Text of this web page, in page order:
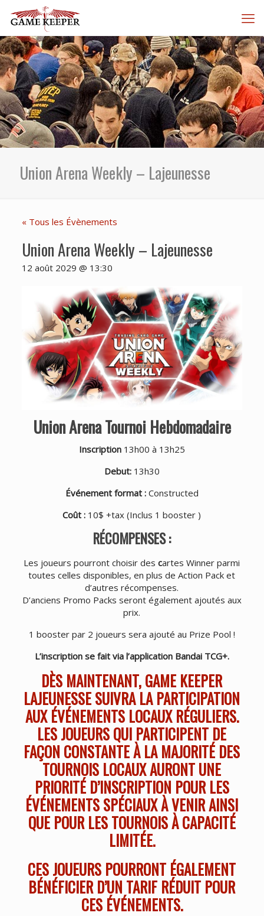
Union Arena Weekly – Lajeunesse
« Tous les Évènements
Union Arena Weekly – Lajeunesse
12 août 2029 @ 13:30
Union Arena Tournoi Hebdomadaire
Inscription 13h00 à 13h25
Debut:13h30
Événement format : Constructed
Coût : 10$ +tax (Inclus 1 booster )
RÉCOMPENSES :
Les joueurs pourront choisir descartes Winner parmi
toutes celles disponibles, en plus de Action Pack et
d’autres récompenses.
D’anciens Promo Packs seront également ajoutés aux
prix.
1 booster par 2 joueurs sera ajouté au Prize Pool !
L’inscription se fait via l’application Bandai TCG+.
DÈS MAINTENANT, GAME KEEPER
LAJEUNESSE SUIVRA LA PARTICIPATION
AUX ÉVÉNEMENTS LOCAUX RÉGULIERS.
LES JOUEURS QUI PARTICIPENT DE
FAÇON CONSTANTE À LA MAJORITÉ DES
TOURNOIS LOCAUX AURONT UNE
PRIORITÉ D’INSCRIPTION POUR LES
ÉVÉNEMENTS SPÉCIAUX À VENIR AINSI
QUE POUR LES TOURNOIS À CAPACITÉ
LIMITÉE.
CES JOUEURS POURRONT ÉGALEMENT
BÉNÉFICIER D’UN TARIF RÉDUIT POUR
CES ÉVÉNEMENTS.